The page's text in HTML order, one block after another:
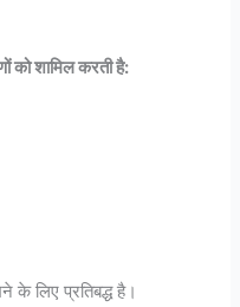
को शामिल करती है:
के लिए प्रतिबद्ध है।